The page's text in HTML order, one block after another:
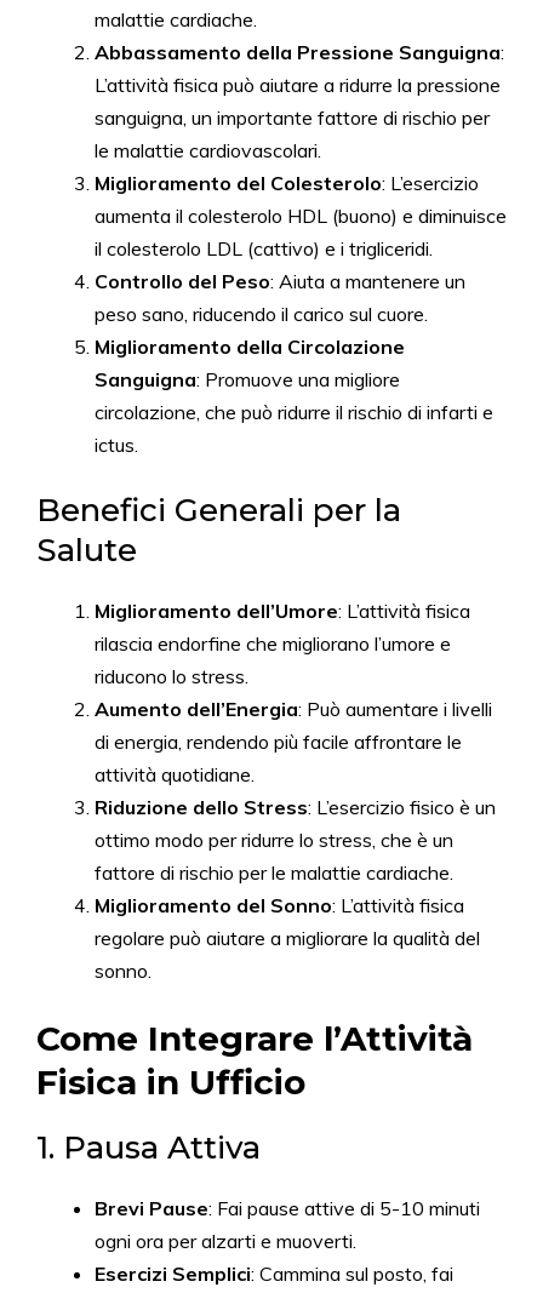
malattie cardiache.
Abbassamento della Pressione Sanguigna:
L’attività fisica può aiutare a ridurre la pressione
sanguigna, un importante fattore di rischio per
le malattie cardiovascolari.
Miglioramento del Colesterolo: L’esercizio
aumenta il colesterolo HDL (buono) e diminuisce
il colesterolo LDL (cattivo) e i trigliceridi.
Controllo del Peso: Aiuta a mantenere un
peso sano, riducendo il carico sul cuore.
Miglioramento della Circolazione
Sanguigna: Promuove una migliore
circolazione, che può ridurre il rischio di infarti e
ictus.
Benefici Generali per la
Salute
Miglioramento dell’Umore: L’attività fisica
rilascia endorfine che migliorano l’umore e
riducono lo stress.
Aumento dell’Energia: Può aumentare i livelli
di energia, rendendo più facile affrontare le
attività quotidiane.
Riduzione dello Stress: L’esercizio fisico è un
ottimo modo per ridurre lo stress, che è un
fattore di rischio per le malattie cardiache.
Miglioramento del Sonno: L’attività fisica
regolare può aiutare a migliorare la qualità del
sonno.
Come Integrare l’Attività
Fisica in Ufficio
1. Pausa Attiva
Brevi Pause: Fai pause attive di 5-10 minuti
ogni ora per alzarti e muoverti.
Esercizi Semplici: Cammina sul posto, fai